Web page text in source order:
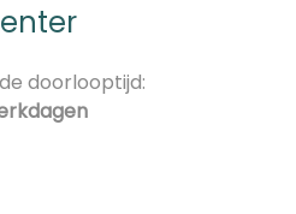
doorlooptijd: